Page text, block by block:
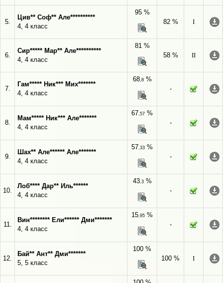
5.
Цив** Соф** Але**********
4, 4 класс
95 %
82 %
I
6.
Сир***** Мар** Але**********
4, 4 класс
81 %
58 %
II
7.
Гам***** Ник*** Мих*******
4, 4 класс
68,8%
-
8.
Мам***** Ник*** Але*******
4, 4 класс
67,57 %
-
9.
Шах** Але****** Але*******
4, 4 класс
57,33 %
-
10.
Лоб**** Дар** Иль******
4, 4 класс
43,3%
-
11.
Вин******** Ели****** Дми*******
4, 4 класс
15,95 %
-
12.
Бай** Ант** Дми*******
5, 5 класс
100 %
100 %
I